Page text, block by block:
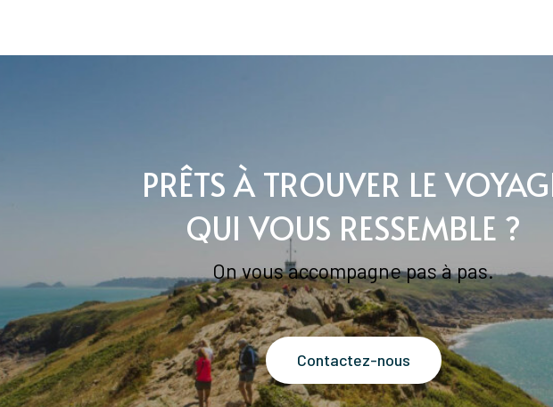
PRÊTS À TROUVER LE
QUI VOUS RESSEMBLE ?
On vous accompagne pas à pas.
Contactez-nous